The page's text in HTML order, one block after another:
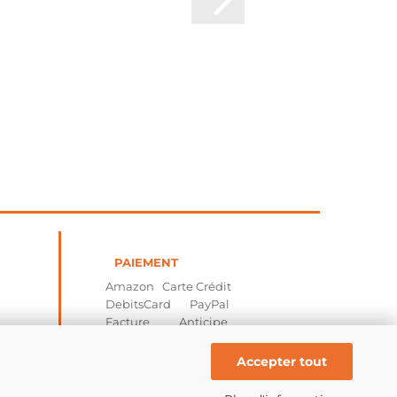
Accepter tout
PAIEMENT
Amazon Carte Crédit
DebitsCard PayPal
Facture Anticipe